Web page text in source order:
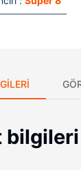
bilgileri